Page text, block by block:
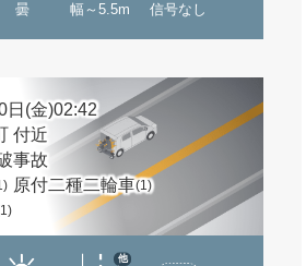
曇 幅～5.5m 信号なし
日(金)02:42
付近
事故
原付二種二輪車(1)
他